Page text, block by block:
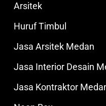
Arsitek
Huruf Timbul
Jasa Arsitek Medan
Jasa Interior Desain
Jasa Kontraktor